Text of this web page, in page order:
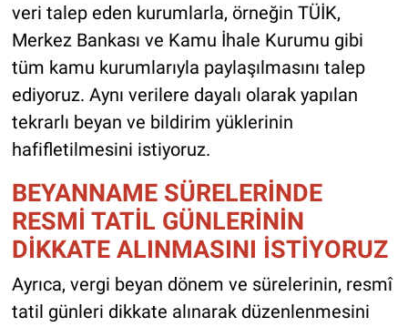
veri talep eden kurumlarla, örneğin TÜİK,
Merkez Bankası ve Kamu İhale Kurumu gibi
tüm kamu kurumlarıyla paylaşılmasını talep
ediyoruz. Aynı verilere dayalı olarak yapılan
tekrarlı beyan ve bildirim yüklerinin
hafifletilmesini istiyoruz.
BEYANNAME SÜRELERİNDE
RESMİ TATİL GÜNLERİNİN
DİKKATE ALINMASINI İSTİYORUZ
Ayrıca, vergi beyan dönem ve sürelerinin, resmî
tatil günleri dikkate alınarak düzenlenmesini